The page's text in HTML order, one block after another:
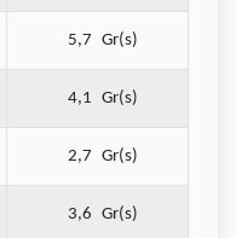
5,7 Gr(s)
4,1 Gr(s)
2,7 Gr(s)
3,6 Gr(s)